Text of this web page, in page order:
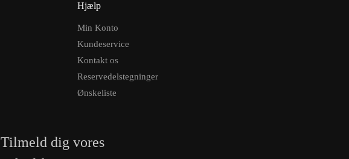
Hjælp
Min Konto
Kundeservice
Kontakt os
Reservedelstegninger
Ønskeliste
Tilmeld dig vores